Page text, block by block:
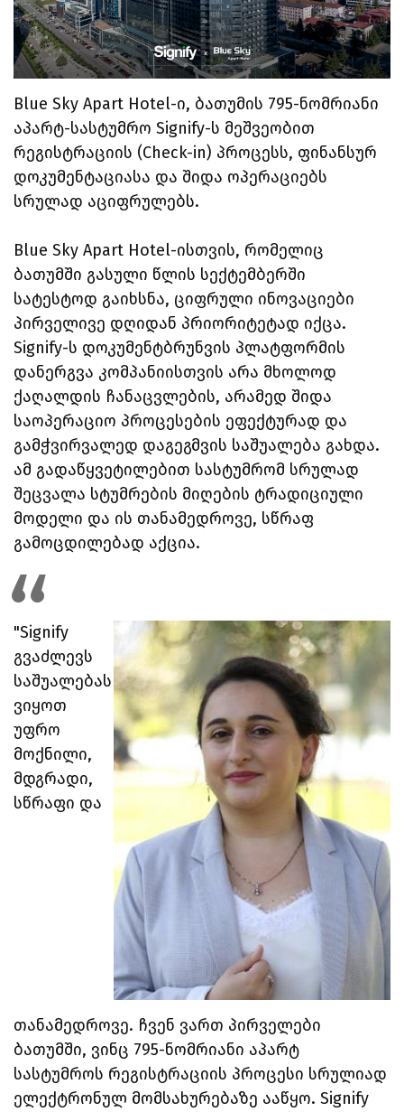
Blue Sky Apart Hotel-ი, ბათუმის 795-ნომრიანი
აპარტ-სასტუმრო Signify-ს მეშვეობით
რეგისტრაციის (Check-in) პროცესს, ფინანსურ
დოკუმენტაციასა და შიდა ოპერაციებს
სრულად აციფრულებს.
Blue Sky Apart Hotel-ისთვის, რომელიც
ბათუმში გასული წლის სექტემბერში
სატესტოდ გაიხსნა, ციფრული ინოვაციები
პირველივე დღიდან პრიორიტეტად იქცა.
Signify-ს დოკუმენტბრუნვის პლატფორმის
დანერგვა კომპანიისთვის არა მხოლოდ
ქაღალდის ჩანაცვლების, არამედ შიდა
საოპერაციო პროცესების ეფექტურად და
გამჭვირვალედ დაგეგმვის საშუალება გახდა.
ამ გადაწყვეტილებით სასტუმრომ სრულად
შეცვალა სტუმრების მიღების ტრადიციული
მოდელი და ის თანამედროვე, სწრაფ
გამოცდილებად აქცია.
"Signify
გვაძლევს
საშუალებას
ვიყოთ
უფრო
მოქნილი,
მდგრადი,
სწრაფი და
თანამედროვე. ჩვენ ვართ პირველები
ბათუმში, ვინც 795-ნომრიანი აპარტ
სასტუმროს რეგისტრაციის პროცესი სრულიად
ელექტრონულ მომსახურებაზე ააწყო. Signify